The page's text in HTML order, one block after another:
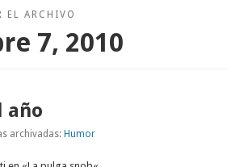
EL ARCHIVO
7, 2010
año
archivadas:Humor